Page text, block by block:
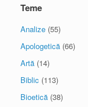
Teme
Analize (55)
Apologetică (66)
Artă (14)
Biblic (113)
Bioetică (38)